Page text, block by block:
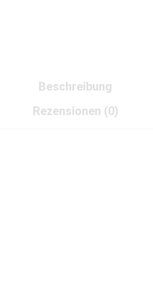
Beschreibung
Rezensionen (0)